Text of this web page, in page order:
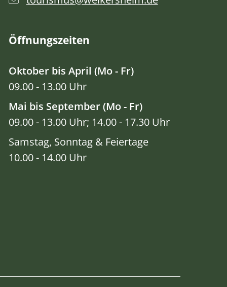
Öffnungszeiten
Oktober bis April (Mo - Fr)
09.00 - 13.00 Uhr
Mai bis September (Mo - Fr)
09.00 - 13.00 Uhr; 14.00 - 17.30 Uhr
Samstag, Sonntag & Feiertage
10.00 - 14.00 Uhr